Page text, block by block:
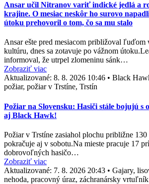
Ansar učil Nitranov variť indické jedlá a
krajine. O mesiac neskôr ho surovo
útoku prehovoril o tom, čo sa mu stalo
Ansar ešte pred mesiacom približoval
kultúru, dnes sa zotavuje po vážnom
informoval, že utrpel zlomeninu sánk…
Zobraziť viac
Aktualizované: 8. 8. 2026 10:46 • Black
požiar, požiar v Trstíne, Trstín
Požiar na Slovensku: Hasiči stále bojujú s
aj Black Hawk!
Požiar v Trstíne zasiahol plochu približne 130
pokračuje aj v sobotu.Na mieste pracuje 17
dobrovoľných hasičo…
Zobraziť viac
Aktualizované: 7. 8. 2026 20:43 • Gajary,
nehoda, pracovný úraz, záchranársky vrtuľník